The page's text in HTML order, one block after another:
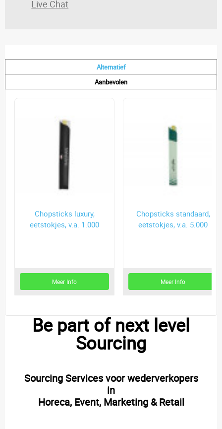
Live Chat
Alternatief
Aanbevolen
Chopsticks luxury,
eetstokjes, v.a. 1.000
Meer Info
Chopsticks standaard,
eetstokjes, v.a. 5.000
Meer Info
Be part of next level
Sourcing
Sourcing Services voor wederverkopers
in
Horeca, Event, Marketing & Retail